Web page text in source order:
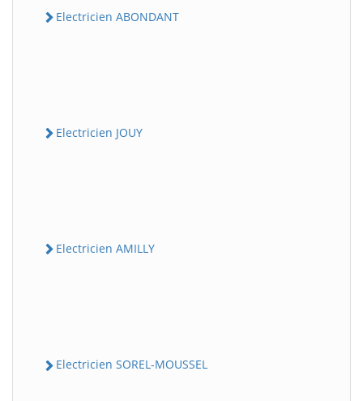
Electricien ABONDANT
Electricien JOUY
Electricien AMILLY
Electricien SOREL-MOUSSEL